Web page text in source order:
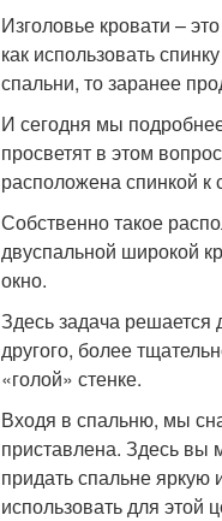
Изголовье кровати –
как использовать
спальни, то заранее
И сегодня мы
просветят в этом
расположена спинкой к
Собственно такое
двуспальной широкой
окно.
Здесь задача решается
другого, более
«голой» стенке.
Входя в спальню, мы
приставлена. Здесь вы
придать спальне яркую
использовать для этой